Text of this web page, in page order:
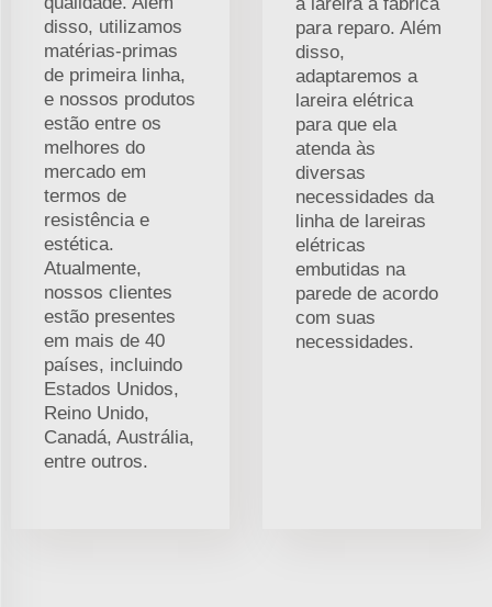
disso, utilizamos
matérias-primas
de primeira linha,
e nossos produtos
estão entre os
melhores do
mercado em
termos de
resistência e
estética.
Atualmente,
nossos clientes
estão presentes
em mais de 40
países, incluindo
Estados Unidos,
Reino Unido,
Canadá, Austrália,
entre outros.
para reparo. Além
disso,
adaptaremos a
lareira elétrica
para que ela
atenda às
diversas
necessidades da
linha de lareiras
elétricas
embutidas na
parede de acordo
com suas
necessidades.